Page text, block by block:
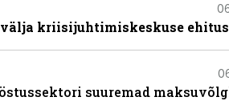
kriisijuhtimiskeskuse
suuremad